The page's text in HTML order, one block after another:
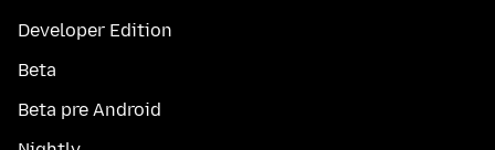
Developer Edition
Beta
Beta pre Android